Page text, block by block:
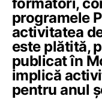
programele
activitatea
este plătită,
publicat în
implică
pentru anul